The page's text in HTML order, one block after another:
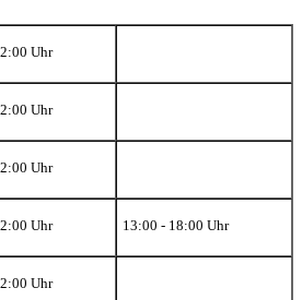
Uhr
Uhr
Uhr
Uhr
13:00 - 18:00 Uhr
Uhr